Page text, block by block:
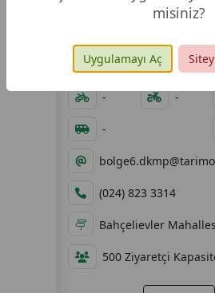
08:00 - 18:00
- -
-
(024) 823 3314
Bahçelievler
500 Ziyaretçi
misiniz?
Uygulamayı Aç